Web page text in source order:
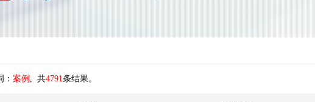
案例 , 共4791条结果。